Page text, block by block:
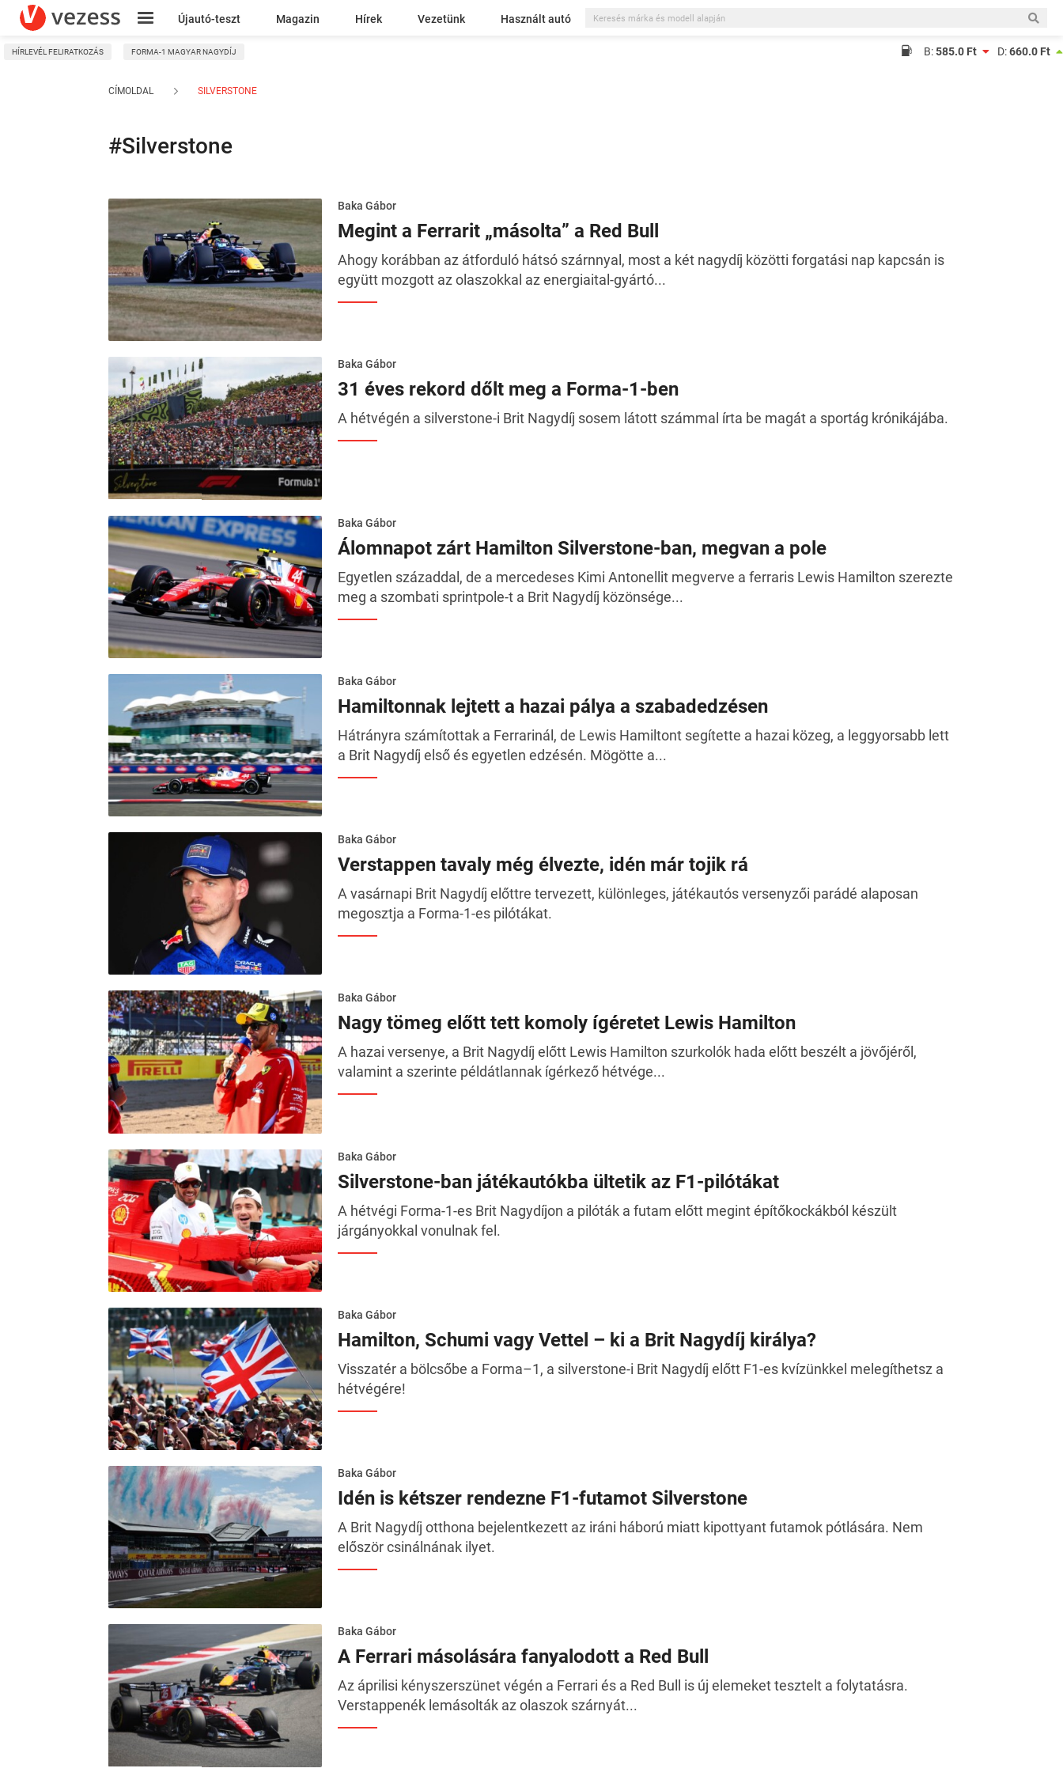
Újautó-teszt Magazin Hírek Vezetünk Használt autó
Kresz
HÍRLEVÉL FELIRATKOZÁS FORMA-1 MAGYAR NAGYDÍJ B:585.0 Ft D:660.0 Ft
CÍMOLDAL SILVERSTONE
#Silverstone
Baka Gábor
Megint a Ferrarit „másolta” a Red Bull
Ahogy korábban az átforduló hátsó szárnnyal, most a két nagydíj közötti forgatási nap kapcsán is
együtt mozgott az olaszokkal az energiaital-gyártó...
Baka Gábor
31 éves rekord dőlt meg a Forma-1-ben
A hétvégén a silverstone-i Brit Nagydíj sosem látott számmal írta be magát a sportág krónikájába.
Baka Gábor
Álomnapot zárt Hamilton Silverstone-ban, megvan a pole
Egyetlen századdal, de a mercedeses Kimi Antonellit megverve a ferraris Lewis Hamilton szerezte
meg a szombati sprintpole-t a Brit Nagydíj közönsége...
Baka Gábor
Hamiltonnak lejtett a hazai pálya a szabadedzésen
Hátrányra számítottak a Ferrarinál, de Lewis Hamiltont segítette a hazai közeg, a leggyorsabb lett
a Brit Nagydíj első és egyetlen edzésén. Mögötte a...
Baka Gábor
Verstappen tavaly még élvezte, idén már tojik rá
A vasárnapi Brit Nagydíj előttre tervezett, különleges, játékautós versenyzői parádé alaposan
megosztja a Forma-1-es pilótákat.
Baka Gábor
Nagy tömeg előtt tett komoly ígéretet Lewis Hamilton
A hazai versenye, a Brit Nagydíj előtt Lewis Hamilton szurkolók hada előtt beszélt a jövőjéről,
valamint a szerinte példátlannak ígérkező hétvége...
Baka Gábor
Silverstone-ban játékautókba ültetik az F1-pilótákat
A hétvégi Forma-1-es Brit Nagydíjon a pilóták a futam előtt megint építőkockákból készült
járgányokkal vonulnak fel.
Baka Gábor
Hamilton, Schumi vagy Vettel – ki a Brit Nagydíj királya?
Visszatér a bölcsőbe a Forma–1, a silverstone-i Brit Nagydíj előtt F1-es kvízünkkel melegíthetsz a
hétvégére!
Baka Gábor
Idén is kétszer rendezne F1-futamot Silverstone
A Brit Nagydíj otthona bejelentkezett az iráni háború miatt kipottyant futamok pótlására. Nem
először csinálnának ilyet.
Baka Gábor
A Ferrari másolására fanyalodott a Red Bull
Az áprilisi kényszerszünet végén a Ferrari és a Red Bull is új elemeket tesztelt a folytatásra.
Verstappenék lemásolták az olaszok szárnyát...